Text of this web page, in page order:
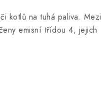
kotlů na tuhá paliva. Mezi
emisní třídou 4, jejich